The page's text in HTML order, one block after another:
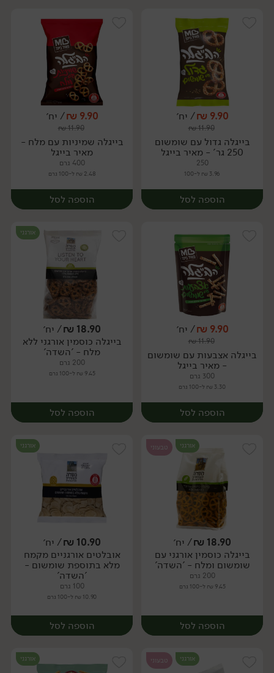
יח׳ יח׳
9.90
₪/ יח׳
11.90
₪
בייגלה גדול עם שומשום
250 גר' - מאיר בייגל
250
3.96 ₪ ל-100
הוספה לסל
יח׳
9.90
₪/ יח׳
11.90
₪
בייגלה שמיניות עם מלח -
מאיר בייגל
400 גרם
2.48 ₪ ל-100 גרם
הוספה לסל
יח׳
9.90
₪/ יח׳
11.90
₪
בייגלה אצבעות עם שומשום
- מאיר בייגל
300 גרם
3.30 ₪ ל-100 גרם
הוספה לסל
יח׳
אורגני
18.90
₪/ יח׳
בייגלה כוסמין אורגני ללא
מלח - 'השדה'
200 גרם
9.45 ₪ ל-100 גרם
הוספה לסל
יח׳
אורגני טבעוני
18.90
₪/ יח׳
בייגלה כוסמין אורגני עם
שומשום ומלח - 'השדה'
200 גרם
9.45 ₪ ל-100 גרם
הוספה לסל
אורגני
10.90
₪/ יח׳
אובלטים אורגניים מקמח
מלא בתוספת שומשום -
'השדה'
100 גרם
10.90 ₪ ל-100 גרם
הוספה לסל
אורגני טבעוני אורגני